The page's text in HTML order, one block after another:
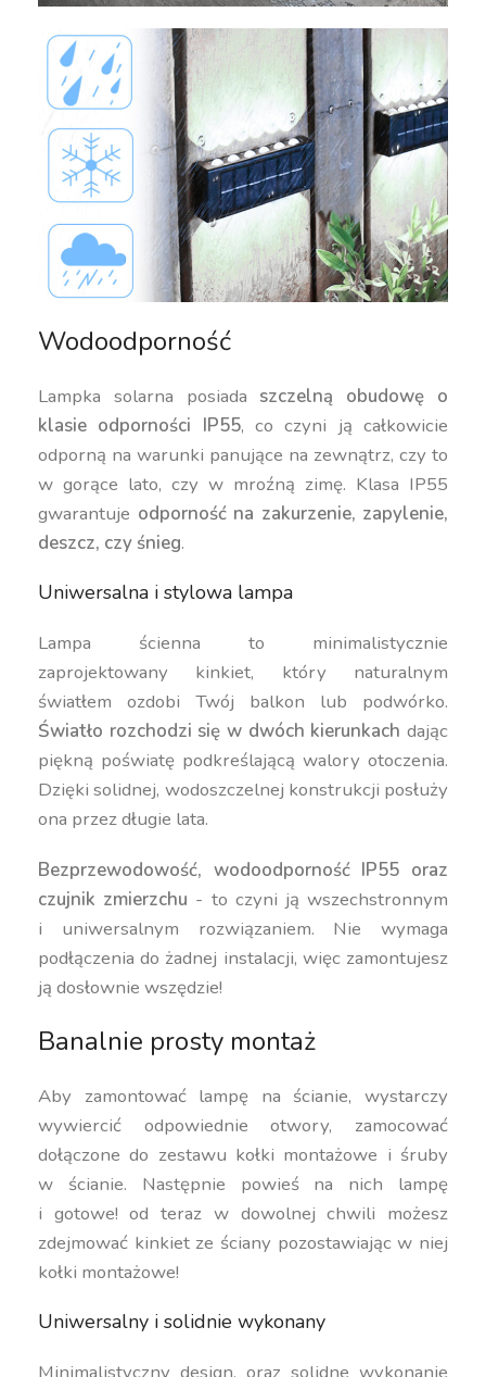
Wodoodporność
Lampka solarna posiada szczelną obudowę o
klasie odporności IP55, co czyni ją całkowicie
odporną na warunki panujące na zewnątrz, czy to
w gorące lato, czy w mroźną zimę. Klasa IP55
gwarantuje odporność na zakurzenie, zapylenie,
deszcz, czy śnieg.
Uniwersalna i stylowa lampa
Lampa ścienna to minimalistycznie
zaprojektowany kinkiet, który naturalnym
światłem ozdobi Twój balkon lub podwórko.
Światło rozchodzi się w dwóch kierunkach dając
piękną poświatę podkreślającą walory otoczenia.
Dzięki solidnej, wodoszczelnej konstrukcji posłuży
ona przez długie lata.
Bezprzewodowość, wodoodporność IP55 oraz
czujnik zmierzchu - to czyni ją wszechstronnym
i uniwersalnym rozwiązaniem. Nie wymaga
podłączenia do żadnej instalacji, więc zamontujesz
ją dosłownie wszędzie!
Banalnie prosty montaż
Aby zamontować lampę na ścianie, wystarczy
wywiercić odpowiednie otwory, zamocować
dołączone do zestawu kołki montażowe i śruby
w ścianie. Następnie powieś na nich lampę
i gotowe! od teraz w dowolnej chwili możesz
zdejmować kinkiet ze ściany pozostawiając w niej
kołki montażowe!
Uniwersalny i solidnie wykonany